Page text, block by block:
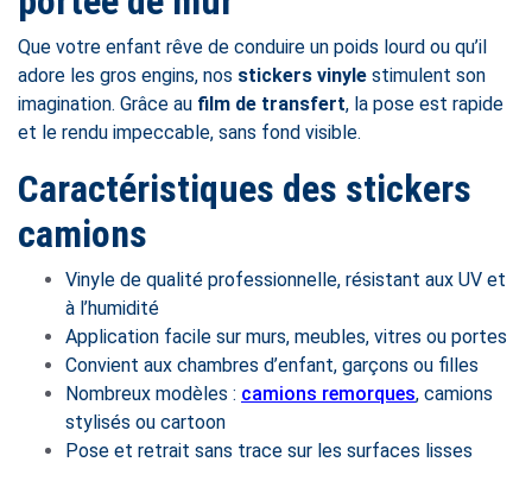
Que votre enfant rêve de conduire un poids lourd ou qu’il
adore les gros engins, nos stickers vinyle stimulent son
imagination. Grâce au film de transfert, la pose est rapide
et le rendu impeccable, sans fond visible.
Caractéristiques des stickers
camions
Vinyle de qualité professionnelle, résistant aux UV et
à l’humidité
Application facile sur murs, meubles, vitres ou portes
Convient aux chambres d’enfant, garçons ou filles
Nombreux modèles : camions remorques, camions
stylisés ou cartoon
Pose et retrait sans trace sur les surfaces lisses